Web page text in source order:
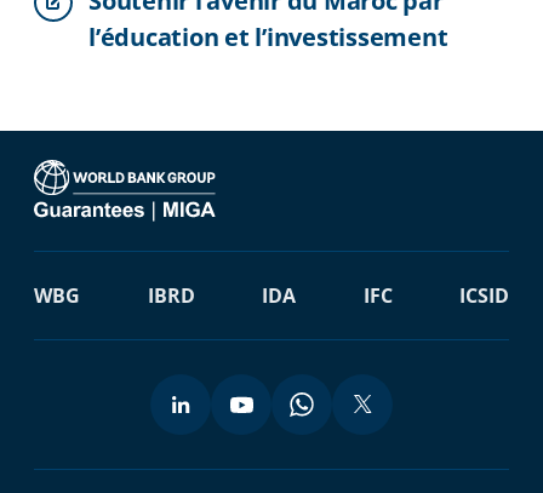
l’éducation et l’investissement
WBG IBRD IDA IFC ICSID